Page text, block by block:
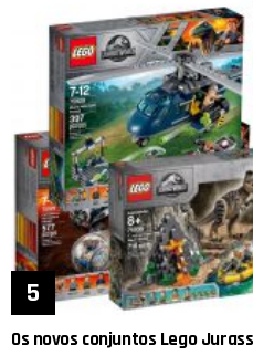
Os novos conjuntos Lego